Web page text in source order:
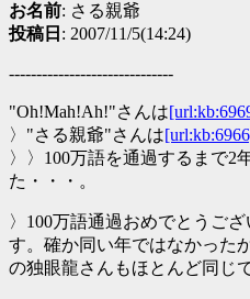
お名前: さる親爺
投稿日 : 2007/11/5(14:24)
------------------------------
"Oh!Mah!Ah!"さんは
〉"さる親爺"さんは
〉〉100万語を通過するまで2
た・・・。
〉100万語通過おめでとうご
す。確か同い年ではなかった
の独眼龍さんもほとんど同じで